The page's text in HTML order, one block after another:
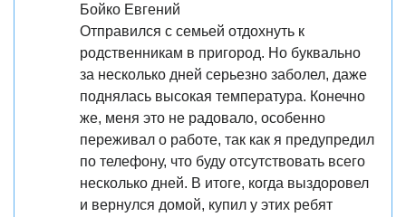
Бойко Евгений
Отправился с семьей отдохнуть к
родственникам в пригород. Но буквально
за несколько дней серьезно заболел, даже
поднялась высокая температура. Конечно
же, меня это не радовало, особенно
переживал о работе, так как я предупредил
по телефону, что буду отсутствовать всего
несколько дней. В итоге, когда выздоровел
и вернулся домой, купил у этих ребят